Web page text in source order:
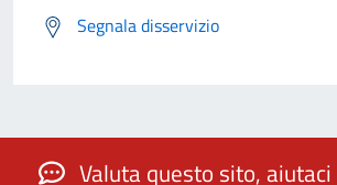
Segnala disservizio
Valuta questo sito,